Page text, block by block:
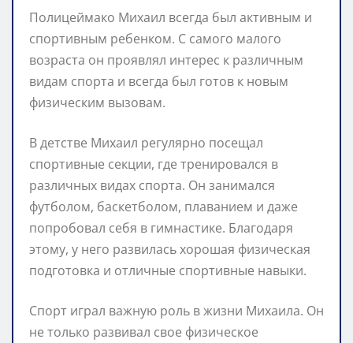
Полицеймако Михаил всегда был активным и
спортивным ребенком. С самого малого
возраста он проявлял интерес к различным
видам спорта и всегда был готов к новым
физическим вызовам.
В детстве Михаил регулярно посещал
спортивные секции, где тренировался в
различных видах спорта. Он занимался
футболом, баскетболом, плаванием и даже
попробовал себя в гимнастике. Благодаря
этому, у него развилась хорошая физическая
подготовка и отличные спортивные навыки.
Спорт играл важную роль в жизни Михаила. Он
не только развивал свое физическое